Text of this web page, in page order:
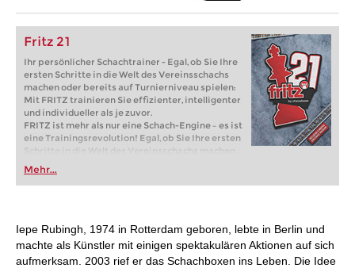
Fritz 21
Ihr persönlicher Schachtrainer - Egal, ob Sie Ihre
ersten Schritte in die Welt des Vereinsschachs
machen oder bereits auf Turnierniveau spielen:
Mit FRITZ trainieren Sie effizienter, intelligenter
und individueller als je zuvor.
FRITZ ist mehr als nur eine Schach-Engine – es ist
eine Trainingsrevolution! Egal, ob Sie Ihre ersten
Schritte in die Welt des Vereinsschachs machen
oder bereits auf Turnierniveau spielen: Mit
FRITZ trainieren Sie effizienter, intelligenter und
individueller als je zuvor.
Mehr...
Iepe Rubingh, 1974 in Rotterdam geboren, lebte in Berlin und
machte als Künstler mit einigen spektakulären Aktionen auf sich
aufmerksam. 2003 rief er das Schachboxen ins Leben. Die Idee